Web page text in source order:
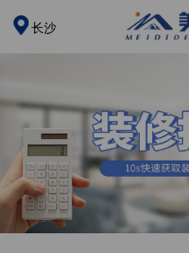
长沙